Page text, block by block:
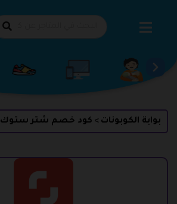
بوابة الكوبونات > كود خصم شتر ستوك